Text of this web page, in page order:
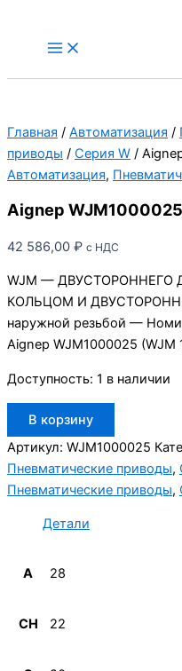
Main
Menu
Главная / Автоматизация /
приводы / Серия W /
Автоматизация,
Aignep WJM1000025
42 586,00 ₽ с НДС
WJM —
КОЛЬЦОМ И
наружной резьбой —
Aignep WJM1000025 (WJM
Доступность: 1 в наличии
товара
Aignep
WJM1000025
В корзину
Артикул: WJM1000025
Пневматические приводы,
Пневматические приводы,
Детали
A 28
CH 22